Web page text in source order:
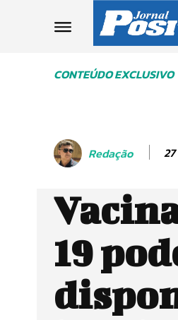
CONTEÚDO EXCLUSIVO
Redação
19